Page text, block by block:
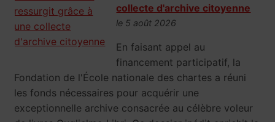
collecte d'archive citoyenne
le 5 août 2026
En faisant appel au
financement participatif, la
Fondation de l'École nationale des chartes a réuni
les fonds nécessaires pour acquérir une
exceptionnelle archive consacrée au célèbre voleur